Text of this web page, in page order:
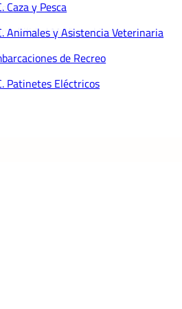
y Caución
Medioambiental
Caza y Pesca
Animales y Asistencia Veterinaria
de Recreo
Patinetes Eléctricos